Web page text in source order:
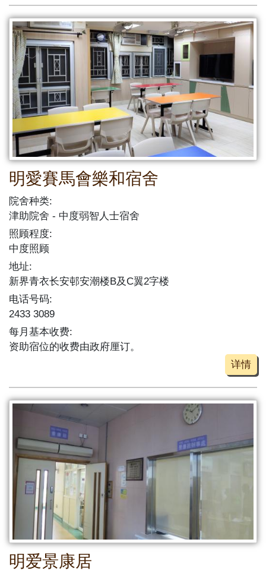
明愛賽馬會樂和宿舍
院舍种类:
津助院舍
中度弱智人士宿舍
照顾程度:
中度照顾
地址:
新界青衣长安邨安潮楼B及C翼2字楼
电话号码:
2433 3089
每月基本收费:
资助宿位的收费由政府厘订。
详情
明爱景康居